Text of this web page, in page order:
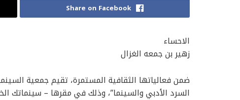
Share on Facebook
الاحساء
زهير بن جمعه الغزال
السرد الأدبي والسينما”، وذلك في مقرها – سينماتك